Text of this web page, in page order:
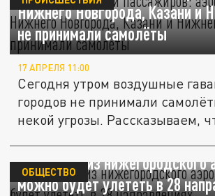
Нижнего Новгорода, Казани и
не принимали самолёты
17 АПРЕЛЯ 11:00
Сегодня утром воздушные
городов не принимали
некой угрозы. Рассказываем,
С 31 марта из нижегородского
можно будет улететь в 28
ОБЩЕСТВО